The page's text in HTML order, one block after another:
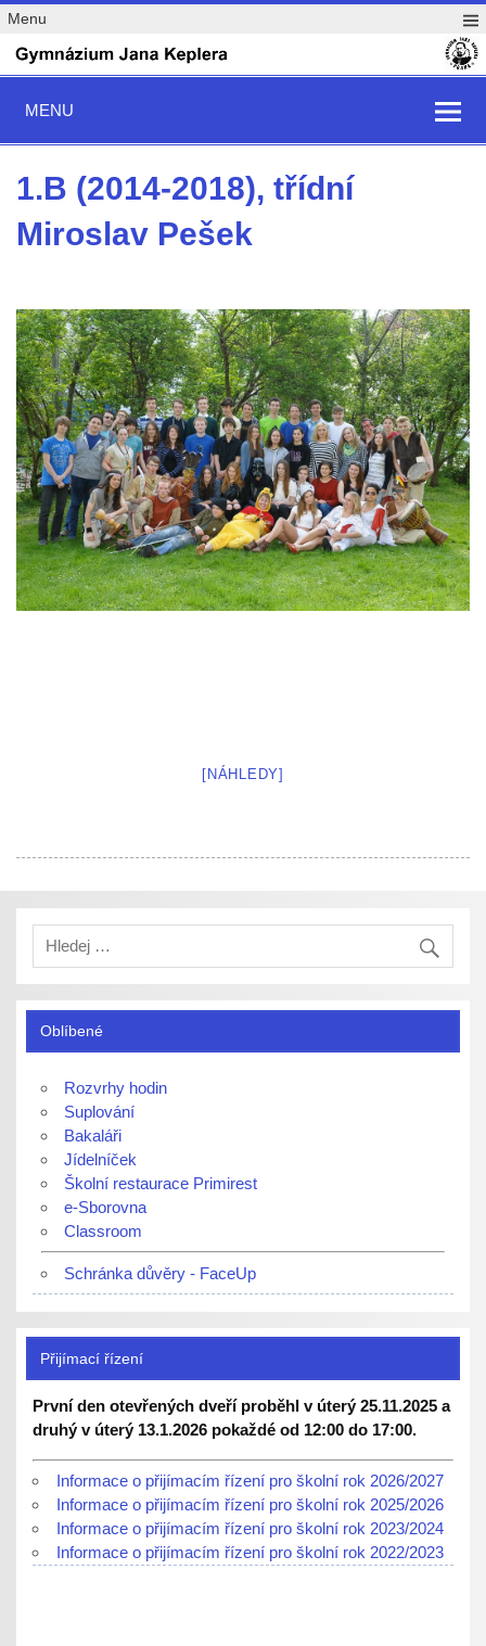
Menu
MENU
1.B (2014-2018), třídní
Miroslav Pešek
[NÁHLEDY]
Oblíbené
Rozvrhy hodin
Suplování
Bakaláři
Jídelníček
Školní restaurace Primirest
e-Sborovna
Classroom
Schránka důvěry - FaceUp
Přijímací řízení
První den otevřených dveří proběhl v úterý 25.11.2025 a
druhý v úterý 13.1.2026 pokaždé od 12:00 do 17:00.
Informace o přijímacím řízení pro školní rok 2026/2027
Informace o přijímacím řízení pro školní rok 2025/2026
Informace o přijímacím řízení pro školní rok 2023/2024
Informace o přijímacím řízení pro školní rok 2022/2023